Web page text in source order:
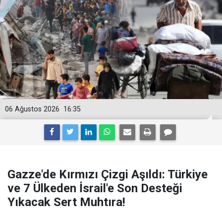
16:35
06 Ağustos 2026
Gazze'de Kırmızı Çizgi Aşıldı: Türkiye
ve 7 Ülkeden İsrail'e Son Desteği
Yıkacak Sert Muhtıra!